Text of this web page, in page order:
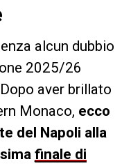
alcun dubbio
2025/26
aver brillato
Monaco, ecco
del Napoli alla
finale di